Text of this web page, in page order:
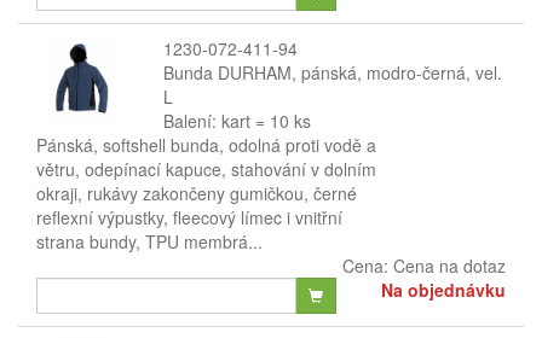
1230-072-411-94
Bunda DURHAM, pánská, modro-černá, vel.
L
Balení: kart = 10 ks
Pánská, softshell bunda, odolná proti vodě a
větru, odepínací kapuce, stahování v dolním
okraji, rukávy zakončeny gumičkou, černé
reflexní výpustky, fleecový límec i vnitřní
strana bundy, TPU membrá...
Cena: Cena na dotaz
Na objednávku